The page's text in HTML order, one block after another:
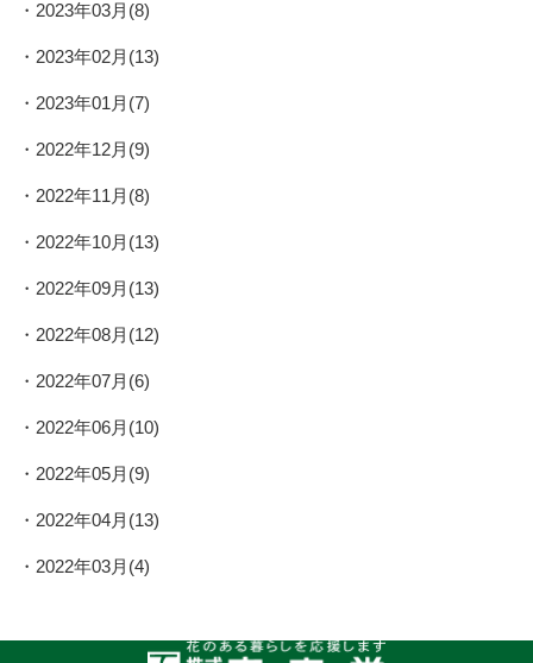
2023年03月(8)
2023年02月(13)
2023年01月(7)
2022年12月(9)
2022年11月(8)
2022年10月(13)
2022年09月(13)
2022年08月(12)
2022年07月(6)
2022年06月(10)
2022年05月(9)
2022年04月(13)
2022年03月(4)